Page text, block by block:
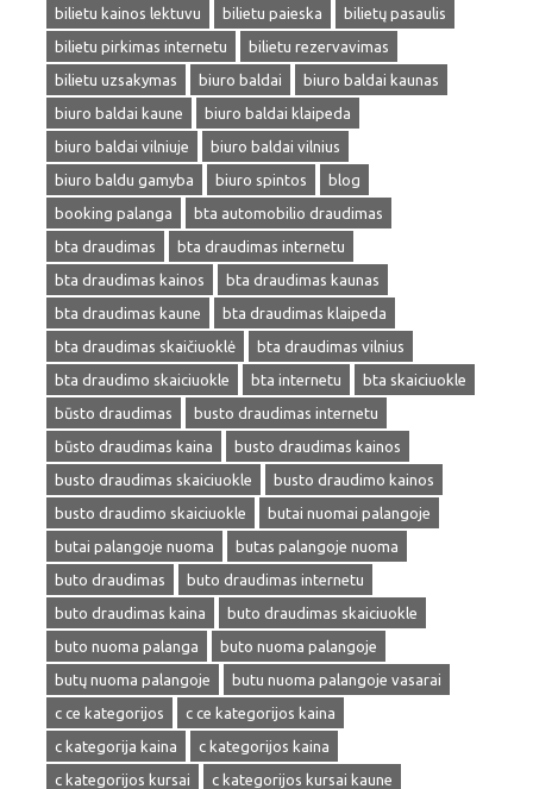
bilietu kainos lektuvu
bilietu paieska
bilietų pasaulis
bilietu pirkimas internetu
bilietu rezervavimas
bilietu uzsakymas
biuro baldai
biuro baldai kaunas
biuro baldai kaune
biuro baldai klaipeda
biuro baldai vilniuje
biuro baldai vilnius
biuro baldu gamyba
biuro spintos
blog
booking palanga
bta automobilio draudimas
bta draudimas
bta draudimas internetu
bta draudimas kainos
bta draudimas kaunas
bta draudimas kaune
bta draudimas klaipeda
bta draudimas skaičiuoklė
bta draudimas vilnius
bta draudimo skaiciuokle
bta internetu
bta skaiciuokle
būsto draudimas
busto draudimas internetu
būsto draudimas kaina
busto draudimas kainos
busto draudimas skaiciuokle
busto draudimo kainos
busto draudimo skaiciuokle
butai nuomai palangoje
butai palangoje nuoma
butas palangoje nuoma
buto draudimas
buto draudimas internetu
buto draudimas kaina
buto draudimas skaiciuokle
buto nuoma palanga
buto nuoma palangoje
butų nuoma palangoje
butu nuoma palangoje vasarai
c ce kategorijos
c ce kategorijos kaina
c kategorija kaina
c kategorijos kaina
c kategorijos kursai
c kategorijos kursai kaune